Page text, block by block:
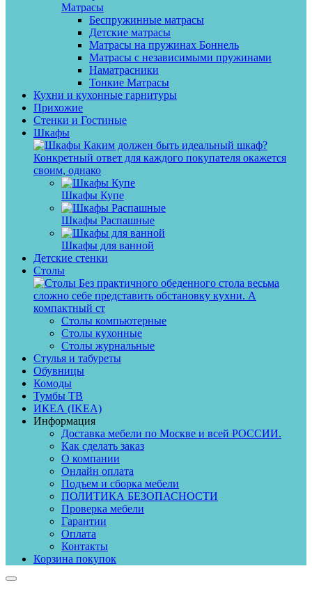
Матрасы
Беспружинные матрасы
Детские матрасы
Матрасы на пружинах Боннель
Матрасы с независимыми пружинами
Наматрасники
Тонкие Матрасы
Кухни и кухонные гарнитуры
Прихожие
Стенки и Гостиные
Шкафы
Каким должен быть идеальный шкаф?
Конкретный ответ для каждого покупателя окажется
своим, однако
Шкафы Купе
Шкафы Распашные
Шкафы для ванной
Детские стенки
Столы
Без практичного обеденного стола весьма
сложно себе представить обстановку кухни. А
компактный ст
Столы компьютерные
Столы кухонные
Столы журнальные
Стулья и табуреты
Обувницы
Комоды
Тумбы ТВ
ИКЕА (IKEA)
Информация
Доставка мебели по Москве и всей РОССИИ.
Как сделать заказ
О компании
Онлайн оплата
Подъем и сборка мебели
ПОЛИТИКА БЕЗОПАСНОСТИ
Проверка мебели
Гарантии
Оплата
Контакты
Корзина покупок